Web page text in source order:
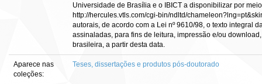
Universidade de Brasília e o IBICT a disponibilizar por
http://hercules.vtls.com/cgi-bin/ndltd/
autorais, de acordo com a Lei nº 9610/98, o texto integral
assinaladas, para fins de leitura, impressão e/ou
brasileira, a partir desta data.
Aparece nas
coleções:
Teses, dissertações e produtos pós-doutorado